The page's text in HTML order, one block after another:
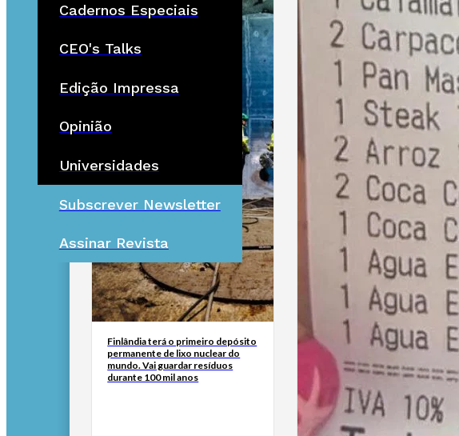
Cadernos Especiais
CEO's Talks
Edição Impressa
Opinião
Universidades
Subscrever Newsletter
Assinar Revista
Finlândia terá o primeiro depósito
permanente de lixo nuclear do
mundo. Vai guardar resíduos
durante 100 mil anos